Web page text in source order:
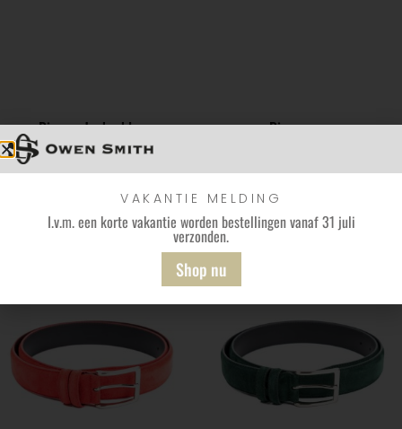
Riem – donkerblauw
€49,95
Bekijk
Riem – paars
Bekijk
VAKANTIE MELDING
I.v.m. een korte vakantie worden bestellingen vanaf 31 juli
verzonden.
Shop nu